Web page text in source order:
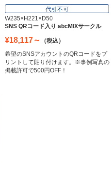
代引不可
W235×H221×D50
SNS QRコード入り abcMIXサークル
¥18,117～
（税込）
希望のSNSアカウントのQRコードをプ
リントして貼り付けます。※事例写真の
掲載許可で500円OFF！